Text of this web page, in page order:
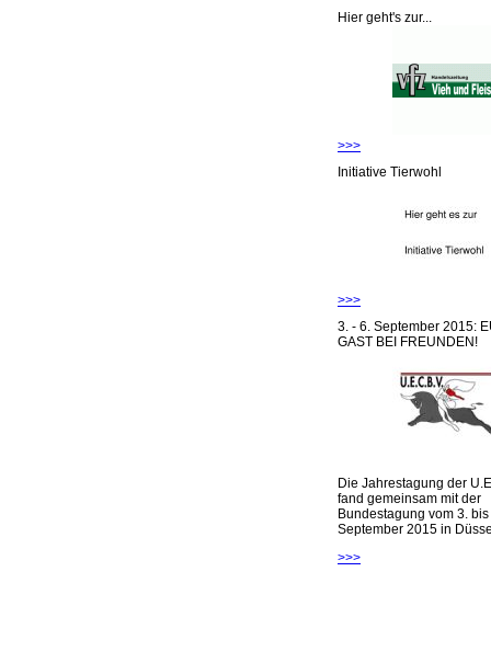
Hier geht's zur...
>>>
Initiative Tierwohl
>>>
3. - 6. September 2015:
GAST BEI FREUNDEN!
Die Jahrestagung der
fand gemeinsam mit der
Bundestagung vom 3. bis
September 2015 in
>>>